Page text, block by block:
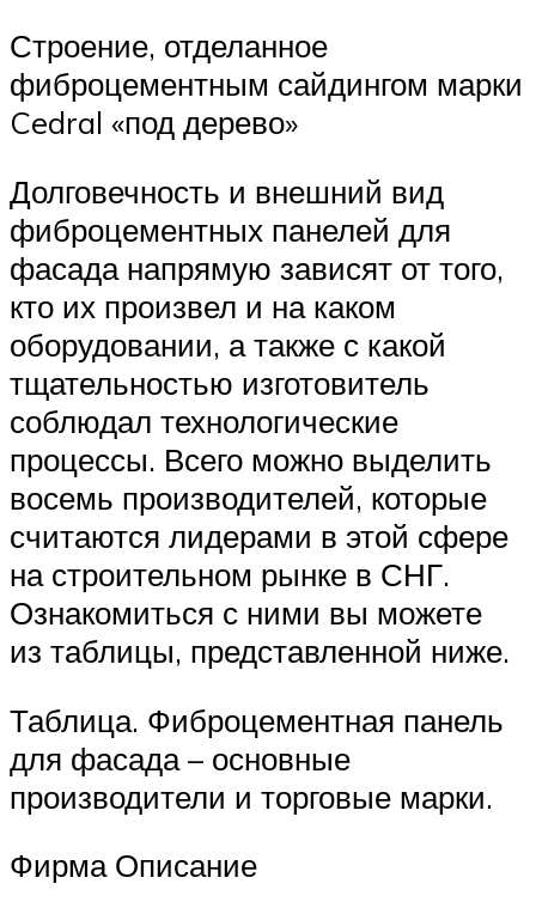
Строение, отделанное
фиброцементным сайдингом марки
Cedral «под дерево»
Долговечность и внешний вид
фиброцементных панелей для
фасада напрямую зависят от того,
кто их произвел и на каком
оборудовании, а также с какой
тщательностью изготовитель
соблюдал технологические
процессы. Всего можно выделить
восемь производителей, которые
считаются лидерами в этой сфере
на строительном рынке в СНГ.
Ознакомиться с ними вы можете
из таблицы, представленной ниже.
Таблица. Фиброцементная панель
для фасада – основные
производители и торговые марки.
Фирма Описание